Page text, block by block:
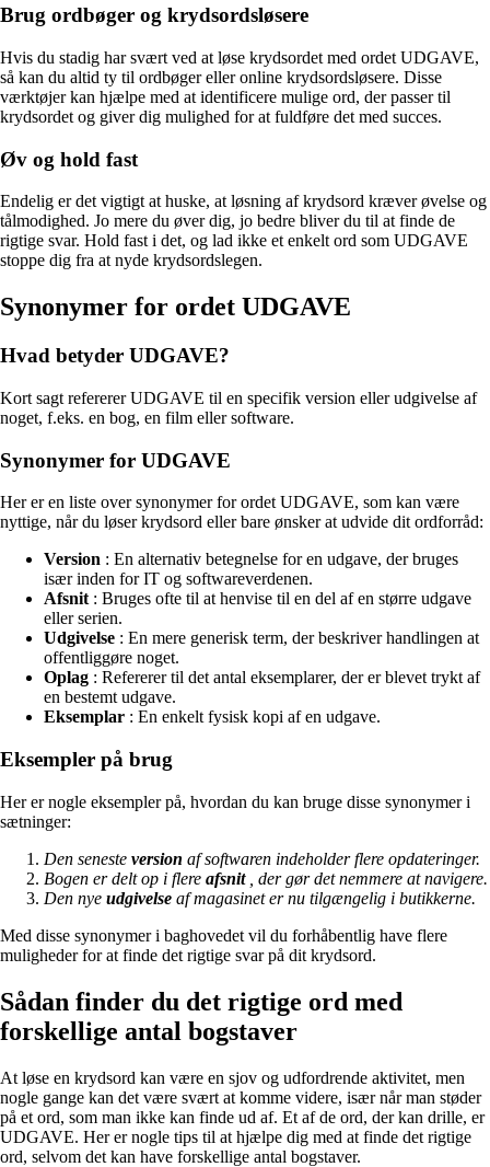
Brug ordbøger og krydsordsløsere
Hvis du stadig har svært ved at løse krydsordet med ordet UDGAVE,
så kan du altid ty til ordbøger eller online krydsordsløsere. Disse
værktøjer kan hjælpe med at identificere mulige ord, der passer til
krydsordet og giver dig mulighed for at fuldføre det med succes.
Øv og hold fast
Endelig er det vigtigt at huske, at løsning af krydsord kræver øvelse og
tålmodighed. Jo mere du øver dig, jo bedre bliver du til at finde de
rigtige svar. Hold fast i det, og lad ikke et enkelt ord som UDGAVE
stoppe dig fra at nyde krydsordslegen.
Synonymer for ordet UDGAVE
Hvad betyder UDGAVE?
Kort sagt refererer UDGAVE til en specifik version eller udgivelse af
noget, f.eks. en bog, en film eller software.
Synonymer for UDGAVE
Her er en liste over synonymer for ordet UDGAVE, som kan være
nyttige, når du løser krydsord eller bare ønsker at udvide dit ordforråd:
Version : En alternativ betegnelse for en udgave, der bruges
især inden for IT og softwareverdenen.
Afsnit : Bruges ofte til at henvise til en del af en større udgave
eller serien.
Udgivelse : En mere generisk term, der beskriver handlingen at
offentliggøre noget.
Oplag : Refererer til det antal eksemplarer, der er blevet trykt af
en bestemt udgave.
Eksemplar : En enkelt fysisk kopi af en udgave.
Eksempler på brug
Her er nogle eksempler på, hvordan du kan bruge disse synonymer i
sætninger:
Den seneste version af softwaren indeholder flere opdateringer.
Bogen er delt op i flere afsnit, der gør det nemmere at navigere.
Den nye udgivelse af magasinet er nu tilgængelig i butikkerne.
Med disse synonymer i baghovedet vil du forhåbentlig have flere
muligheder for at finde det rigtige svar på dit krydsord.
Sådan finder du det rigtige ord med
forskellige antal bogstaver
At løse en krydsord kan være en sjov og udfordrende aktivitet, men
nogle gange kan det være svært at komme videre, især når man støder
på et ord, som man ikke kan finde ud af. Et af de ord, der kan drille, er
UDGAVE. Her er nogle tips til at hjælpe dig med at finde det rigtige
ord, selvom det kan have forskellige antal bogstaver.